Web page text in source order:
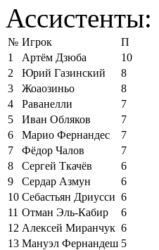
Ассистенты:
№ Игрок
П
1
Артём Дзюба
10
2
Юрий Газинский
8
3
Жоаозиньо
8
4
Раванелли
7
5
Иван Обляков
7
6
Марио Фернандес
7
7
Фёдор Чалов
7
8
Сергей Ткачёв
6
9
Сердар Азмун
6
10 Себастьян Дриусси 6
11 Отман Эль-Кабир
6
12 Алексей Миранчук 6
13 Мануэл Фернандеш 5